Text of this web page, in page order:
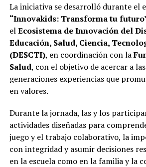
La iniciativa se desarrolló durante el
“Innovakids: Transforma tu
elEcosistema de Innovación del
Educación, Salud, Ciencia,
(DESCTI), en coordinación con la
Salud, con el objetivo de acercar a
generaciones experiencias que
en valores.
Durante la jornada, las y los
actividades diseñadas para
juego y el trabajo colaborativo, la
con integridad y asumir decisiones
en la escuela como en la familia y la